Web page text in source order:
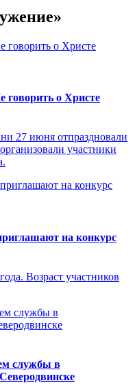
о Христе
27 июня отпраздновали
участники
на конкурс
Возраст участников
службы в